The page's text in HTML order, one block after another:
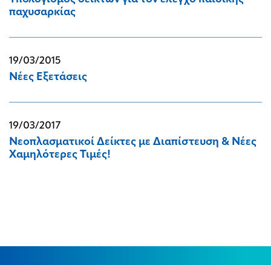
παχυσαρκίας
19/03/2015
Νέες Εξετάσεις
19/03/2017
Νεοπλασματικοί Δείκτες με Διαπίστευση & Νέες
Χαμηλότερες Τιμές!